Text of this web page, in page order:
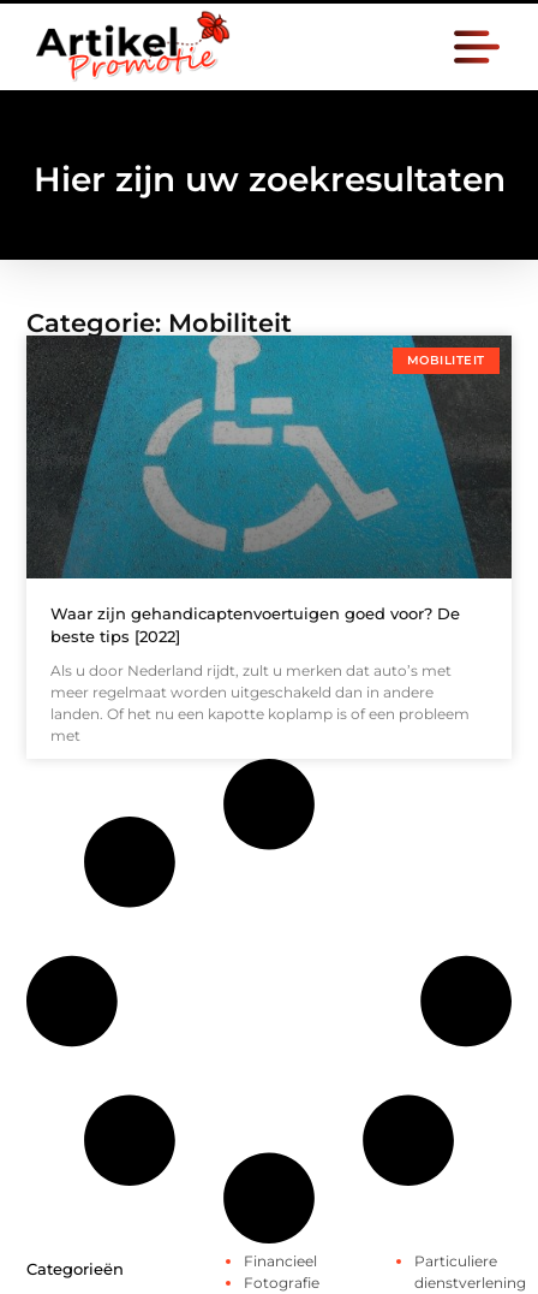
Hier zijn uw zoekresultaten
Categorie: Mobiliteit
MOBILITEIT
Waar zijn gehandicaptenvoertuigen goed voor? De
beste tips [2022]
Als u door Nederland rijdt, zult u merken dat auto’s met
meer regelmaat worden uitgeschakeld dan in andere
landen. Of het nu een kapotte koplamp is of een probleem
met
Categorieën
Financieel
Fotografie
Particuliere
dienstverlening